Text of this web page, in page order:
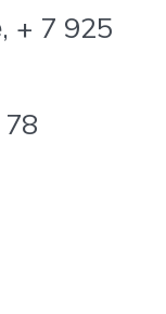
+ 7 925